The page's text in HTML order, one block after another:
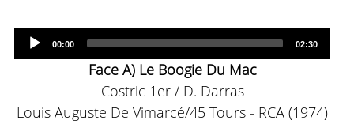
Audio
Player
Current
00:00
Total
02:30
Face A) Le Boogie Du Mac
Costric 1er / D. Darras
Louis Auguste De Vimarcé/45 Tours - RCA (1974)